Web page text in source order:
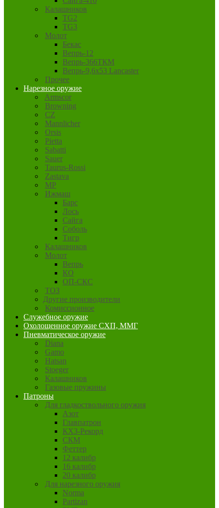
Калашников
TG2
TG3
Молот
Бекас
Вепрь-12
Вепрь-366ТКМ
Вепрь-9,6х53 Lancaster
Прочее
Нарезное оружие
Armscor
Browning
CZ
Mannlicher
Orsis
Pietta
Sabatti
Sauer
Taurus-Rossi
Zastava
MP
Ижмаш
Барс
Лось
Сайга
Соболь
Тигр
Калашников
Молот
Вепрь
КО
ОП-СКС
ТОЗ
Другие производители
Комиссионное
Служебное оружие
Охолощенное оружие СХП, ММГ
Пневматическое оружие
Diana
Gamo
Hatsan
Stoeger
Калашников
Газовые пружины
Патроны
Для гладкоствольного оружия
Азот
Главпатрон
КХЗ-Рекорд
СКМ
Феттер
12 калибр
16 калибр
20 калибр
Для нарезного оружия
Norma
Partizan